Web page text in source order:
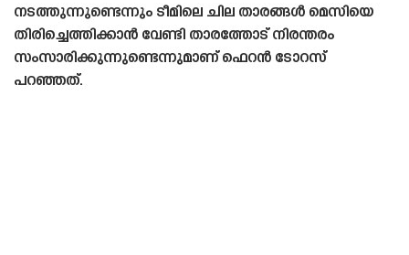
നടത്തുന്നുണ്ടെന്നും ടീമിലെ ചില താരങ്ങൾ മെസിയെ
തിരിച്ചെത്തിക്കാൻ വേണ്ടി താരത്തോട് നിരന്തരം
സംസാരിക്കുന്നുണ്ടെന്നുമാണ് ഫെറൻ ടോറസ്
പറഞ്ഞത്.